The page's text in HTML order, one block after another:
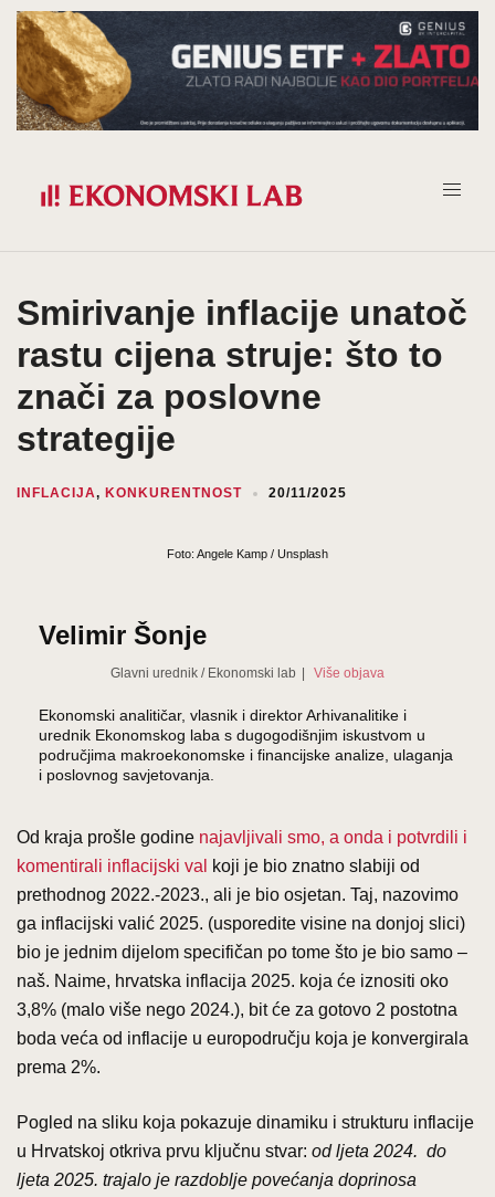
Prijeđi
na
sadržaj
Smirivanje inflacije unatoč
rastu cijena struje: što to
znači za poslovne
strategije
INFLACIJA, KONKURENTNOST 20/11/2025
Foto: Angele Kamp / Unsplash
Velimir Šonje
Glavni urednik / Ekonomski lab | Više objava
Ekonomski analitičar, vlasnik i direktor Arhivanalitike i
urednik Ekonomskog laba s dugogodišnjim iskustvom u
područjima makroekonomske i financijske analize, ulaganja
i poslovnog savjetovanja.
Od kraja prošle godine najavljivali smo, a onda i potvrdili i
komentirali inflacijski val
koji je bio znatno slabiji od
prethodnog 2022.-2023., ali je bio osjetan. Taj, nazovimo
ga inflacijski valić 2025. (usporedite visine na donjoj slici)
bio je jednim dijelom specifičan po tome što je bio samo –
naš. Naime, hrvatska inflacija 2025. koja će iznositi oko
3,8% (malo više nego 2024.), bit će za gotovo 2 postotna
boda veća od inflacije u europodručju koja je konvergirala
prema 2%.
Pogled na sliku koja pokazuje dinamiku i strukturu inflacije
u Hrvatskoj otkriva prvu ključnu stvar: od ljeta 2024. do
ljeta 2025. trajalo je razdoblje povećanja doprinosa